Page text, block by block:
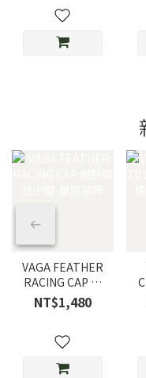
VAGA FEATHER
RACING CAP 越
野競技小帽-鼠尾
草綠
NT$1,480